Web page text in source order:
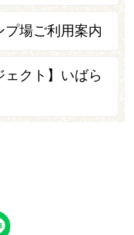
プ場ご利用案内
ェクト】いばら